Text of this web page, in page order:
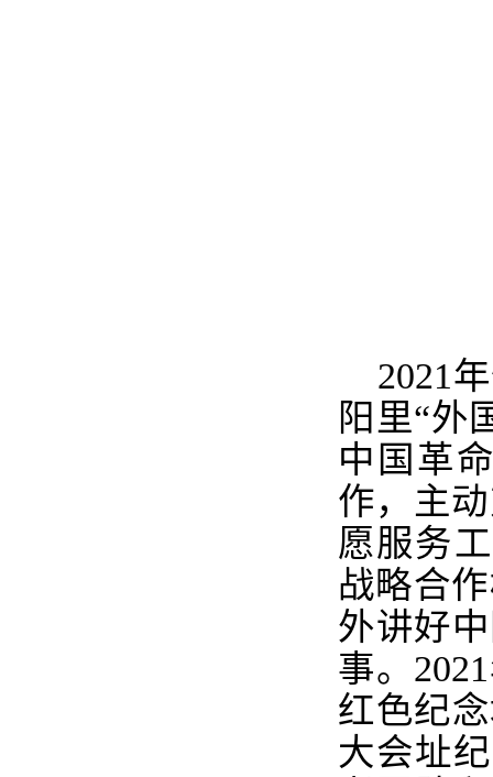
2021
阳里“外
中国革
作，主
愿服务
战略合
外讲好
事。 2021
红色纪
大会址